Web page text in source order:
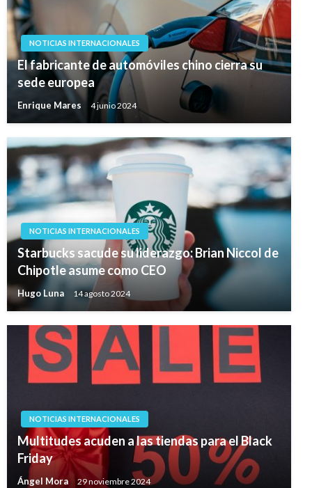
NOTICIAS INTERNACIONALES
El fabricante de automóviles chino cierra su
sede europea
Enrique Mares 4 junio 2024
NOTICIAS INTERNACIONALES
Starbucks sacude su liderazgo: Brian Niccol de
Chipotle asume como CEO
Hugo Luna 14 agosto 2024
NOTICIAS INTERNACIONALES
Multitudes acuden a las tiendas para el Black
Friday
Ángel Mora 29 noviembre 2024